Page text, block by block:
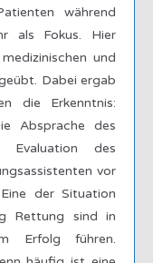
während
als Fokus. Hier
und
Dabei ergab
die Erkenntnis:
Absprache des
Evaluation des
vor
der Situation
Rettung sind in
Erfolg führen.